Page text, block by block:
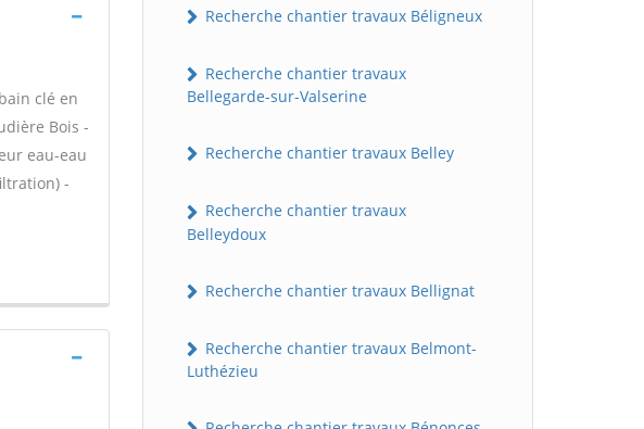
clé en
Bois -
eau-eau
-
Recherche chantier travaux Béligneux
Recherche chantier travaux
Bellegarde-sur-Valserine
Recherche chantier travaux Belley
Recherche chantier travaux
Belleydoux
Recherche chantier travaux Bellignat
Recherche chantier travaux Belmont-
Luthézieu